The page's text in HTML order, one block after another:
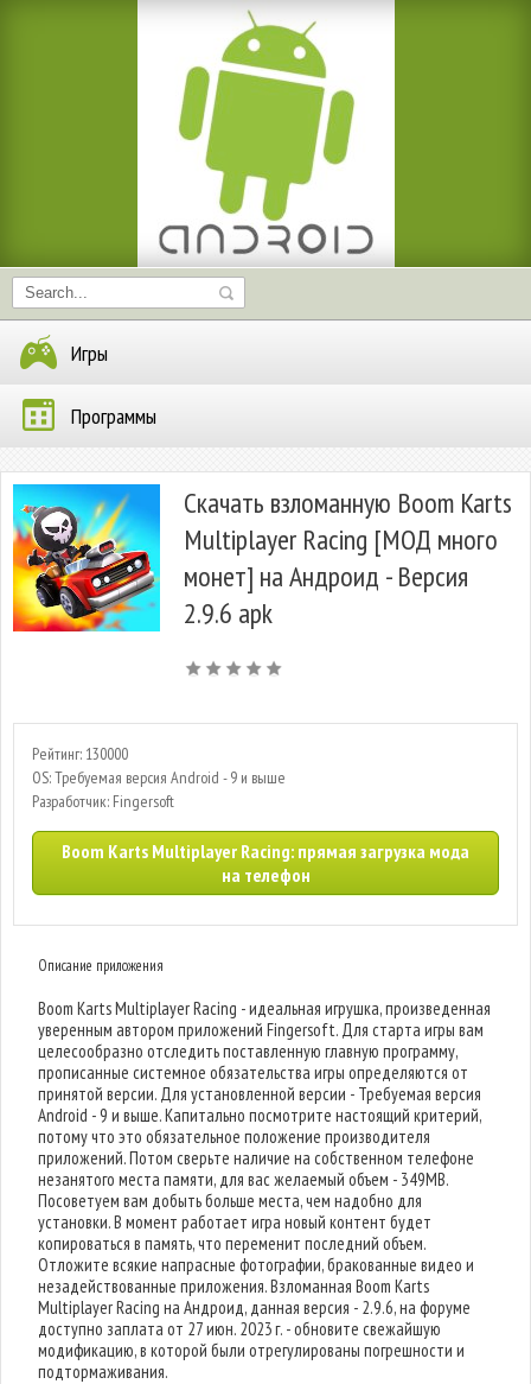
Игры
Программы
Скачать взломанную Boom Karts
Multiplayer Racing [МОД много
монет] на Андроид - Версия
2.9.6 apk
Рейтинг: 130000
OS: Требуемая версия Android - 9 и выше
Разработчик: Fingersoft
Boom Karts Multiplayer Racing: прямая загрузка мода
на телефон
Описание приложения
Boom Karts Multiplayer Racing - идеальная игрушка, произведенная
уверенным автором приложений Fingersoft. Для старта игры вам
целесообразно отследить поставленную главную программу,
прописанные системное обязательства игры определяются от
принятой версии. Для установленной версии - Требуемая версия
Android - 9 и выше. Капитально посмотрите настоящий критерий,
потому что это обязательное положение производителя
приложений. Потом сверьте наличие на собственном телефоне
незанятого места памяти, для вас желаемый объем - 349MB.
Посоветуем вам добыть больше места, чем надобно для
установки. В момент работает игра новый контент будет
копироваться в память, что переменит последний объем.
Отложите всякие напрасные фотографии, бракованные видео и
незадействованные приложения. Взломанная Boom Karts
Multiplayer Racing на Андроид, данная версия - 2.9.6, на форуме
доступно заплата от 27 июн. 2023 г. - обновите свежайшую
модификацию, в которой были отрегулированы погрешности и
подтормаживания.